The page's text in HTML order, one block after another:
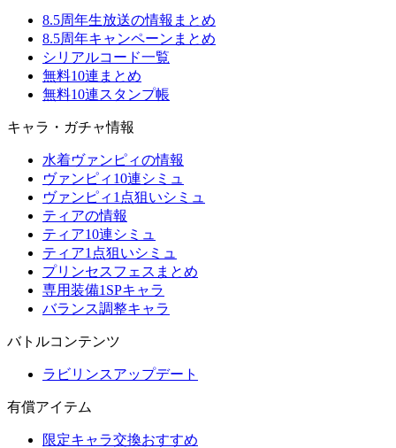
8.5周年生放送の情報まとめ
8.5周年キャンペーンまとめ
シリアルコード一覧
無料10連まとめ
無料10連スタンプ帳
キャラ・ガチャ情報
水着ヴァンピィの情報
ヴァンピィ10連シミュ
ヴァンピィ1点狙いシミュ
ティアの情報
ティア10連シミュ
ティア1点狙いシミュ
プリンセスフェスまとめ
専用装備1SPキャラ
バランス調整キャラ
バトルコンテンツ
ラビリンスアップデート
有償アイテム
限定キャラ交換おすすめ